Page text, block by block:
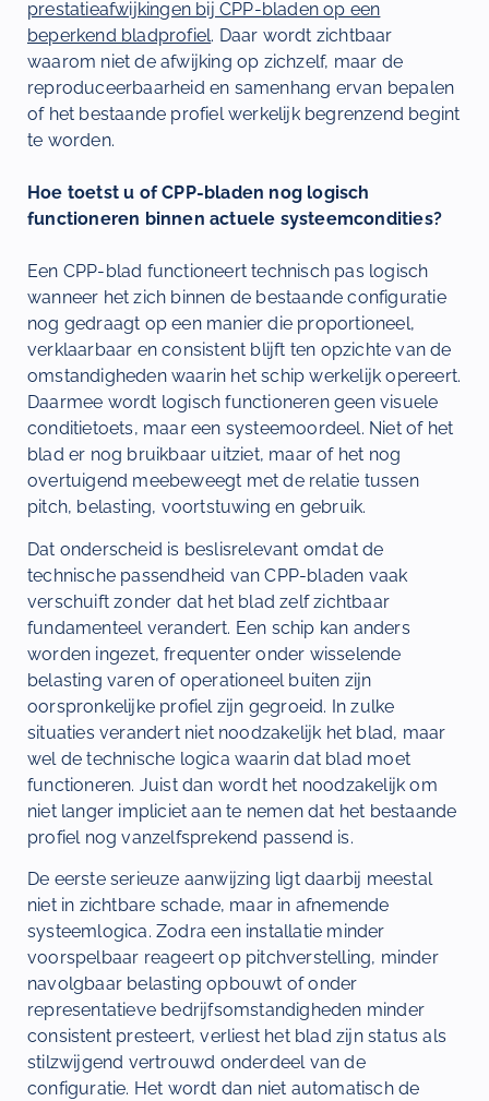
prestatieafwijkingen bij CPP-bladen op een
beperkend bladprofiel. Daar wordt zichtbaar
waarom niet de afwijking op zichzelf, maar de
reproduceerbaarheid en samenhang ervan bepalen
of het bestaande profiel werkelijk begrenzend begint
te worden.
Hoe toetst u of CPP-bladen nog logisch
functioneren binnen actuele systeemcondities?
Een CPP-blad functioneert technisch pas logisch
wanneer het zich binnen de bestaande configuratie
nog gedraagt op een manier die proportioneel,
verklaarbaar en consistent blijft ten opzichte van de
omstandigheden waarin het schip werkelijk opereert.
Daarmee wordt logisch functioneren geen visuele
conditietoets, maar een systeemoordeel. Niet of het
blad er nog bruikbaar uitziet, maar of het nog
overtuigend meebeweegt met de relatie tussen
pitch, belasting, voortstuwing en gebruik.
Dat onderscheid is beslisrelevant omdat de
technische passendheid van CPP-bladen vaak
verschuift zonder dat het blad zelf zichtbaar
fundamenteel verandert. Een schip kan anders
worden ingezet, frequenter onder wisselende
belasting varen of operationeel buiten zijn
oorspronkelijke profiel zijn gegroeid. In zulke
situaties verandert niet noodzakelijk het blad, maar
wel de technische logica waarin dat blad moet
functioneren. Juist dan wordt het noodzakelijk om
niet langer impliciet aan te nemen dat het bestaande
profiel nog vanzelfsprekend passend is.
De eerste serieuze aanwijzing ligt daarbij meestal
niet in zichtbare schade, maar in afnemende
systeemlogica. Zodra een installatie minder
voorspelbaar reageert op pitchverstelling, minder
navolgbaar belasting opbouwt of onder
representatieve bedrijfsomstandigheden minder
consistent presteert, verliest het blad zijn status als
stilzwijgend vertrouwd onderdeel van de
configuratie. Het wordt dan niet automatisch de